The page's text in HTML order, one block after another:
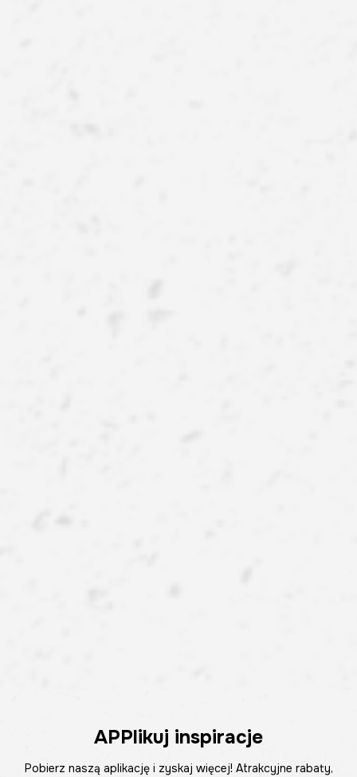
APPlikuj inspiracje
Pobierz naszą aplikację i zyskaj więcej! Atrakcyjne rabaty,